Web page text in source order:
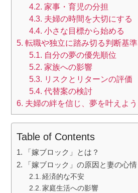
4.2. 家事・育児の分担
4.3. 夫婦の時間を大切にする
4.4. 小さな目標から始める
5. 転職や独立に踏み切る判断基準
5.1. 自分の夢の優先順位
5.2. 家族への影響
5.3. リスクとリターンの評価
5.4. 代替案の検討
6. 夫婦の絆を信じ、夢を叶えよう
Table of Contents
「嫁ブロック」とは？
「嫁ブロック」の原因と妻の心情
経済的な不安
家庭生活への影響